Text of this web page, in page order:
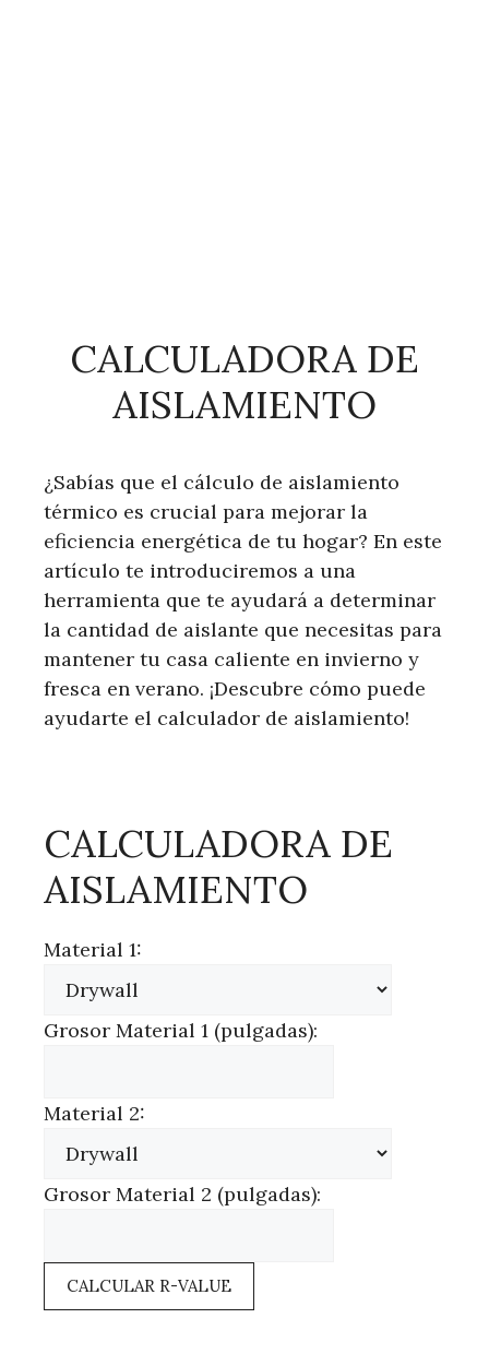
CALCULADORA DE
AISLAMIENTO
¿Sabías que el cálculo de aislamiento
térmico es crucial para mejorar la
eficiencia energética de tu hogar? En este
artículo te introduciremos a una
herramienta que te ayudará a determinar
la cantidad de aislante que necesitas para
mantener tu casa caliente en invierno y
fresca en verano. ¡Descubre cómo puede
ayudarte el calculador de aislamiento!
CALCULADORA DE
AISLAMIENTO
Material 1:
Grosor Material 1 (pulgadas):
Material 2:
Grosor Material 2 (pulgadas):
CALCULAR R-VALUE